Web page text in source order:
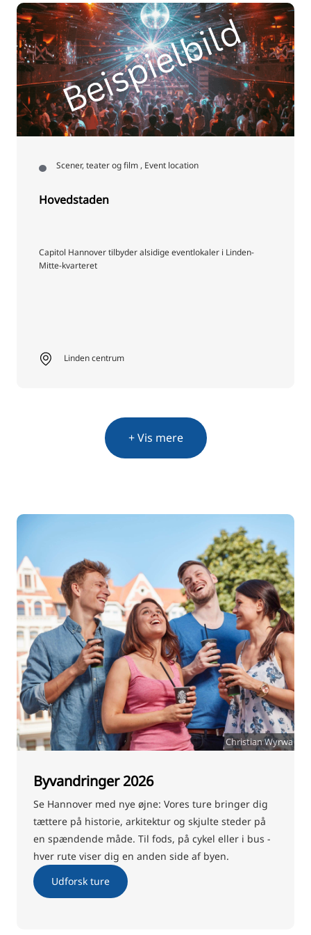
Scener, teater og film , Event location
Hovedstaden
Capitol Hannover tilbyder alsidige eventlokaler i Linden-
Mitte-kvarteret
Linden centrum
+ Vis mere
Christian Wyrwa
Byvandringer 2026
Se Hannover med nye øjne: Vores ture bringer dig
tættere på historie, arkitektur og skjulte steder på
en spændende måde. Til fods, på cykel eller i bus -
hver rute viser dig en anden side af byen.
Udforsk ture